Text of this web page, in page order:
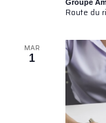
Groupe
Route du
MAR
1